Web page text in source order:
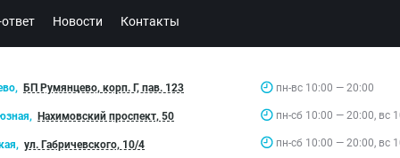
Новости Контакты
БП Румянцево, корп. Г, пав. 123
Нахимовский проспект, 50
ул. Габричевского, 10/4
пн-вс 10:00 — 20:00
пн-сб 10:00 — 20:00, вс
пн-сб 10:00 — 20:00, вс